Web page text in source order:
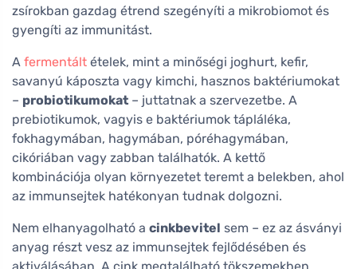
zsírokban gazdag étrend szegényíti a mikrobiomot és
gyengíti az immunitást.
A fermentált ételek, mint a minőségi joghurt, kefir,
savanyú káposzta vagy kimchi, hasznos baktériumokat
– probiotikumokat – juttatnak a szervezetbe. A
prebiotikumok, vagyis e baktériumok tápláléka,
fokhagymában, hagymában, póréhagymában,
cikóriában vagy zabban találhatók. A kettő
kombinációja olyan környezetet teremt a belekben, ahol
az immunsejtek hatékonyan tudnak dolgozni.
Nem elhanyagolható a cinkbevitel sem – ez az ásványi
anyag részt vesz az immunsejtek fejlődésében és